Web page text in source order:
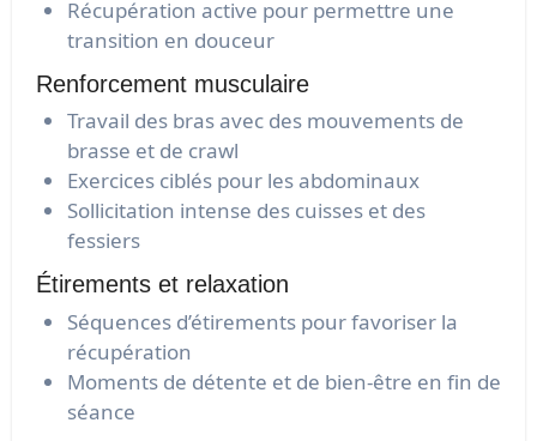
Récupération active pour permettre une
transition en douceur
Renforcement musculaire
Travail des bras avec des mouvements de
brasse et de crawl
Exercices ciblés pour les abdominaux
Sollicitation intense des cuisses et des
fessiers
Étirements et relaxation
Séquences d’étirements pour favoriser la
récupération
Moments de détente et de bien-être en fin de
séance